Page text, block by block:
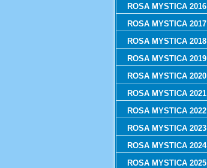
ROSA MYSTICA 2016
ROSA MYSTICA 2017
ROSA MYSTICA 2018
ROSA MYSTICA 2019
ROSA MYSTICA 2020
ROSA MYSTICA 2021
ROSA MYSTICA 2022
ROSA MYSTICA 2023
ROSA MYSTICA 2024
ROSA MYSTICA 2025